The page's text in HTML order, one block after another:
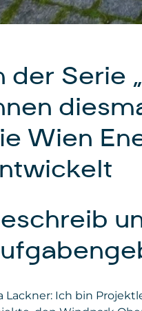
der Serie
Wien
Lackner: Ich bin